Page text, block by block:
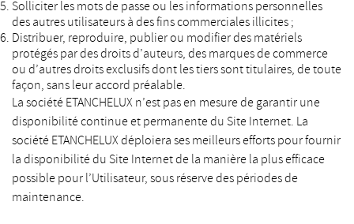
Solliciter les mots de passe ou les informations personnelles
des autres utilisateurs à des fins commerciales illicites ;
Distribuer, reproduire, publier ou modifier des matériels
protégés par des droits d’auteurs, des marques de commerce
ou d’autres droits exclusifs dont les tiers sont titulaires, de toute
façon, sans leur accord préalable.
La société ETANCHELUX n’est pas en mesure de garantir une
disponibilité continue et permanente du Site Internet. La
société ETANCHELUX déploiera ses meilleurs efforts pour fournir
la disponibilité du Site Internet de la manière la plus efficace
possible pour l’Utilisateur, sous réserve des périodes de
maintenance.